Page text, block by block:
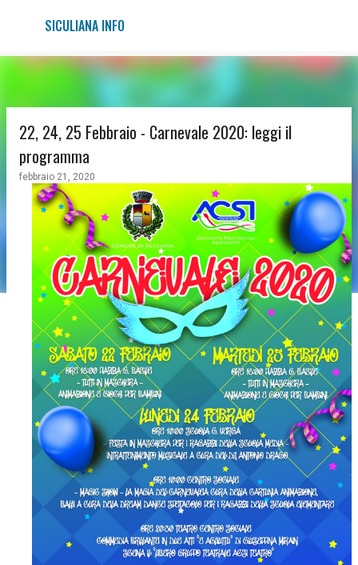
Passa ai contenuti principali
SICULIANA INFO
22, 24, 25 Febbraio - Carnevale 2020: leggi il
programma
febbraio 21, 2020